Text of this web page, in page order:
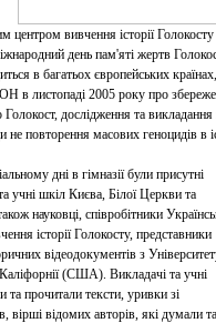
центром вивчення історії Голокосту
день пам'яті жертв
в багатьох європейських
в листопаді 2005 року про
Голокост, дослідження та викладання
не повторення масових геноцидів в
дні в гімназії були присутні
учні шкіл Києва, Білої Церкви та
науковці, співробітники
історії Голокосту, представники
відеодокументів з
(США). Викладачі та учні
та прочитали тексти, уривки зі
вірші відомих авторів, які думали та